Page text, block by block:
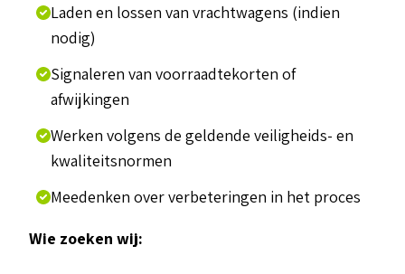
Laden en lossen van vrachtwagens (indien
nodig)
Signaleren van voorraadtekorten of
afwijkingen
Werken volgens de geldende veiligheids- en
kwaliteitsnormen
Meedenken over verbeteringen in het proces
Wie zoeken wij: